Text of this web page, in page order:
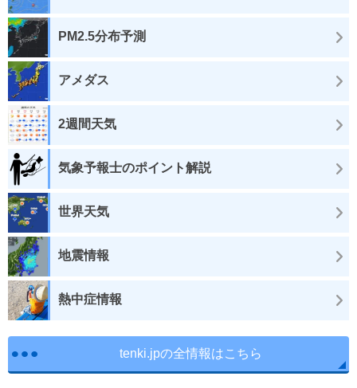
PM2.5分布予測
アメダス
2週間天気
気象予報士のポイント解説
世界天気
地震情報
熱中症情報
tenki.jpの全情報はこちら